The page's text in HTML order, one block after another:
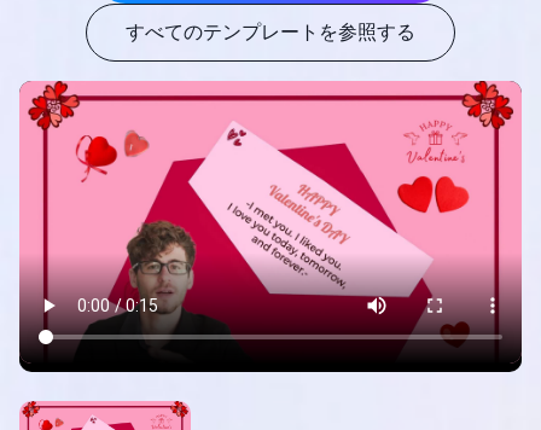
すべてのテンプレートを参照する